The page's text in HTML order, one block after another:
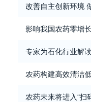
改善自主创新环境
影响我国农药零增
专家为石化行业解
农药构建高效清洁
农药未来将进入“扫